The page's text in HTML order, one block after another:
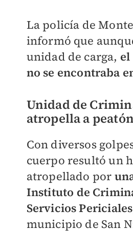
La policía de
informó que
unidad de carga,
no se encontraba
Unidad de
atropella a peatón
Con diversos
cuerpo resultó un
atropellado por
Instituto de
Servicios
municipio de San